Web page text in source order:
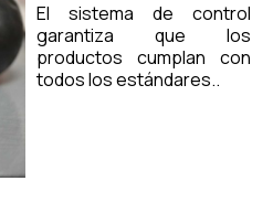
El sistema de control
garantiza que los
productos cumplan con
todos los estándares..